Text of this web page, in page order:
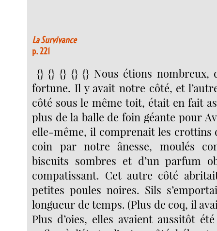
La Survivance
p. 221
{} {} {} {} {} Nous étions nombreux,
fortune. Il y avait notre côté, et
côté sous le même toit, était en fait
plus de la balle de foin géante pour
elle-même, il comprenait les crottins
coin par notre ânesse, moulés
biscuits sombres et d’un parfum
compatissant. Cet autre côté
petites poules noires. Sils
longueur de temps. (Plus de coq, il
Plus d’oies, elles avaient aussitôt